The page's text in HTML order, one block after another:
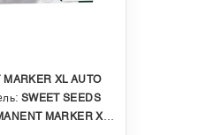
MARKER XL AUTO
SWEET SEEDS
MARKER X PERMANENT JEALOUSY XL AUTO